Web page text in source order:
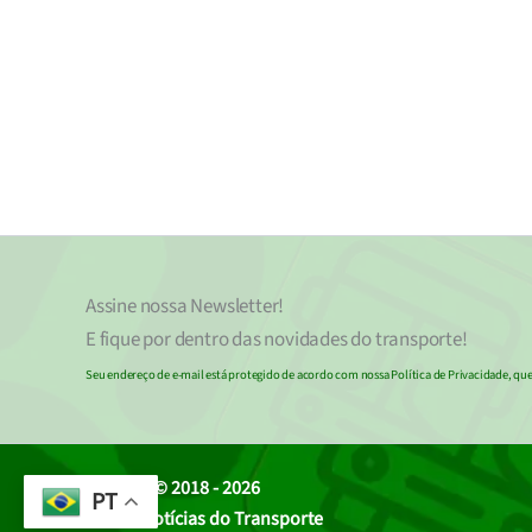
Assine nossaNewsletter!
E fique por dentro das novidades do transporte!
Seu endereço de e-mailestáprotegido de acordo com nossa Política de Privacidade,
© 2018 - 2026
Portal Notícias do Transporte
PT